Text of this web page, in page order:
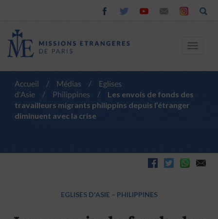
Toggle
Accueil / Médias /
Eglises
d'Asie
/ Philippines /
Les envois de fonds des
travailleurs migrants philippins depuis l’étranger
diminuent avec la crise
EGLISES D'ASIE – PHILIPPINES